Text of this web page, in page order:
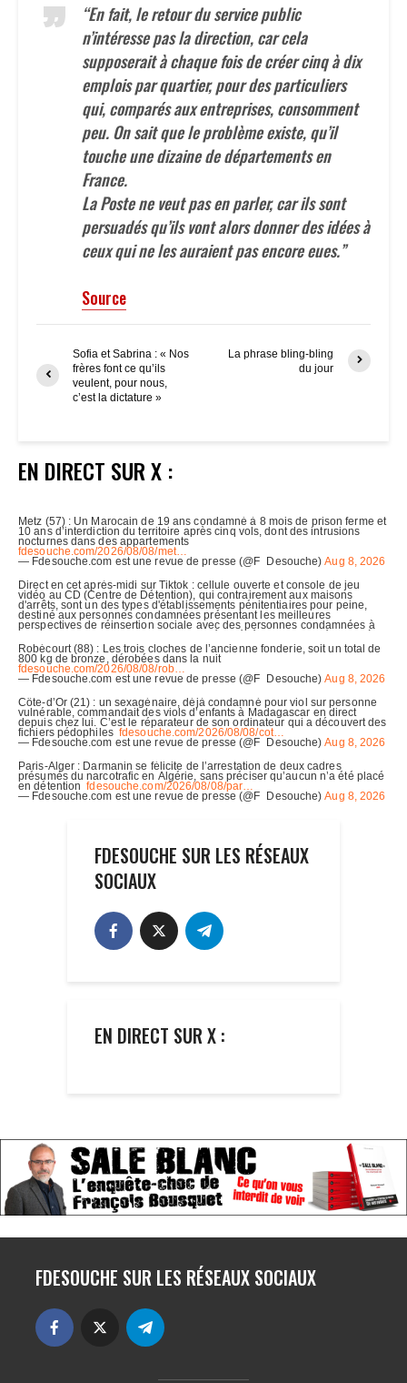
“En fait, le retour du service public
n’intéresse pas la direction, car cela
supposerait à chaque fois de créer cinq à dix
emplois par quartier, pour des particuliers
qui, comparés aux entreprises, consomment
peu. On sait que le problème existe, qu’il
touche une dizaine de départements en
France.
La Poste ne veut pas en parler, car ils sont
persuadés qu’ils vont alors donner des idées à
ceux qui ne les auraient pas encore eues.”
Source
Sofia et Sabrina : « Nos
frères font ce qu’ils
veulent, pour nous,
c’est la dictature »
La phrase bling-bling
du jour
EN DIRECT SUR X :
FDESOUCHE SUR LES RÉSEAUX
SOCIAUX
EN DIRECT SUR X :
FDESOUCHE SUR LES RÉSEAUX SOCIAUX